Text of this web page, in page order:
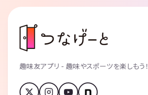
趣味友アプリ - 趣味やスポーツを楽しもう！